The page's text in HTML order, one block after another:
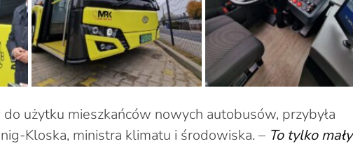
użytku mieszkańców nowych autobusów, przybyła
Kloska, ministra klimatu i środowiska. – To tylko mały